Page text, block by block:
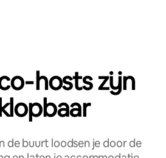
zijn
de buurt loodsen je door de